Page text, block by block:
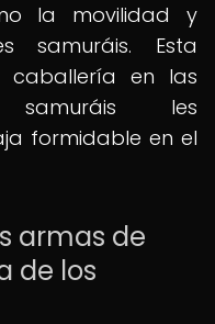
la movilidad y
samuráis. Esta
en las
samuráis les
formidable en el
armas de
de los